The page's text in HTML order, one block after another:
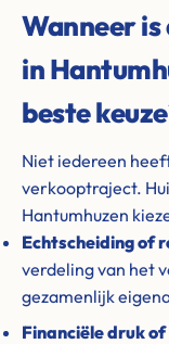
Wanneer
in
beste
Niet iedereen
verkooptraject.
Hantumhuzen
Echtscheiding of
verdeling van het
gezamenlijk
Financiële druk of